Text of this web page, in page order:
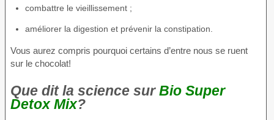
combattre le vieillissement ;
améliorer la digestion et prévenir la constipation.
Vous aurez compris pourquoi certains d’entre nous se ruent
sur le chocolat!
Que dit la science surBio Super
Detox Mix?